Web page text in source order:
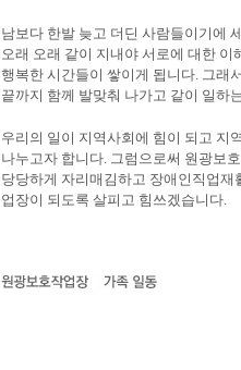
남보다 한발 늦고 더딘 사람들이기에
오래 오래 같이 지내야 서로에 대한
행복한 시간들이 쌓이게 됩니다. 그래
끝까지 함께 발맞춰 나가고 같이 일하
우리의 일이 지역사회에 힘이 되고 지
나누고자 합니다. 그럼으로써 원광보
당당하게 자리매김하고 장애인직업
업장이 되도록 살피고 힘쓰겠습니다.